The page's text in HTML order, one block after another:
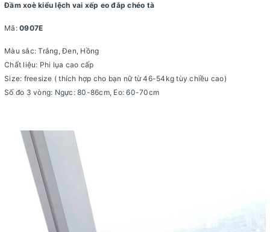
Đầm xoè kiểu lệch vai xếp eo đắp chéo tà
Mã: 0907E
Màu sắc: Trắng, Đen, Hồng
Chất liệu: Phi lụa cao cấp
Size: freesize ( thích hợp cho bạn nữ từ 46-54kg tùy chiều cao)
Số đo 3 vòng: Ngực: 80-86cm, Eo: 60-70cm